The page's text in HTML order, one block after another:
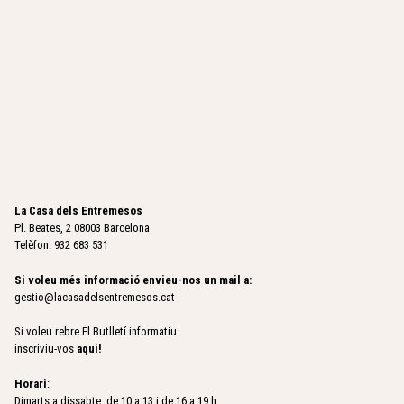
La Casa dels Entremesos
Pl. Beates, 2 08003 Barcelona
Telèfon. 932 683 531
Si voleu més informació envieu-nos un mail a:
gestio@lacasadelsentremesos.cat
Si voleu rebre El Butlletí informatiu
inscriviu-vos aquí!
Horari:
Dimarts a dissabte, de 10 a 13 i de 16 a 19 h.